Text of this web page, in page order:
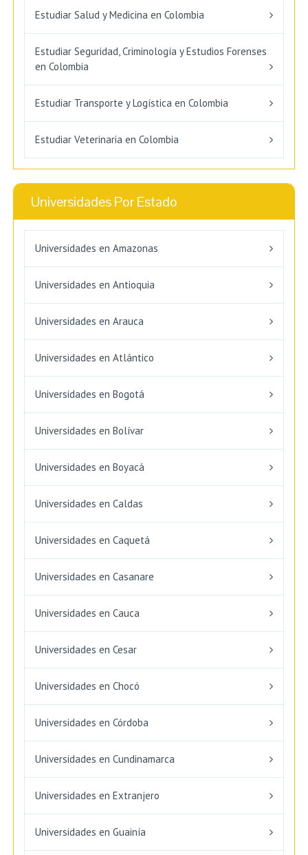
Estudiar Salud y Medicina en Colombia
Estudiar Seguridad, Criminología y Estudios Forenses
en Colombia
Estudiar Transporte y Logística en Colombia
Estudiar Veterinaria en Colombia
Universidades Por Estado
Universidades en Amazonas
Universidades en Antioquia
Universidades en Arauca
Universidades en Atlántico
Universidades en Bogotá
Universidades en Bolívar
Universidades en Boyacá
Universidades en Caldas
Universidades en Caquetá
Universidades en Casanare
Universidades en Cauca
Universidades en Cesar
Universidades en Chocó
Universidades en Córdoba
Universidades en Cundinamarca
Universidades en Extranjero
Universidades en Guainía